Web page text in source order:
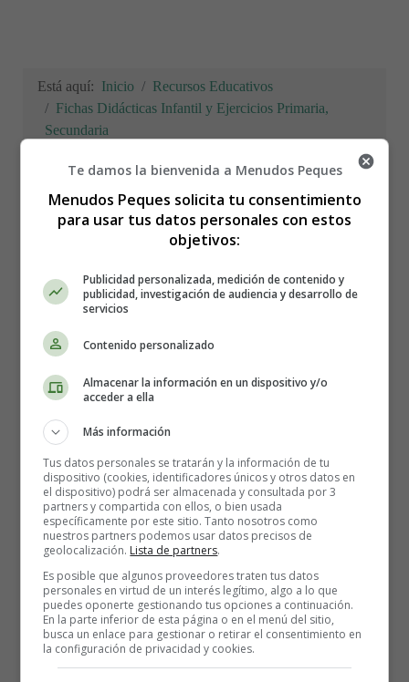
Está aquí: Inicio
Recursos Educativos
Fichas Didácticas Infantil y Ejercicios Primaria,
Secundaria
Aprender a contar 16
Aprender a contar
para aprender a contar.
Cuenta las cosas de cada casilla y colorea los dibujos de
las casillas que tengan menos.
Te damos la bienvenida a Menudos Peques
Menudos Peques solicita tu consentimiento
para usar tus datos personales con estos
objetivos:
Publicidad personalizada, medición de contenido y
publicidad, investigación de audiencia y desarrollo de
servicios
Contenido personalizado
Almacenar la información en un dispositivo y/o
acceder a ella
Más información
Tus datos personales se tratarán y la información de tu
dispositivo (cookies, identificadores únicos y otros datos en
el dispositivo) podrá ser almacenada y consultada por 3
partners y compartida con ellos, o bien usada
específicamente por este sitio. Tanto nosotros como
nuestros partners podemos usar datos precisos de
geolocalización. Lista de partners.
Es posible que algunos proveedores traten tus datos
personales en virtud de un interés legítimo, algo a lo que
puedes oponerte gestionando tus opciones a continuación.
En la parte inferior de esta página o en el menú del sitio,
busca un enlace para gestionar o retirar el consentimiento en
la configuración de privacidad y cookies.